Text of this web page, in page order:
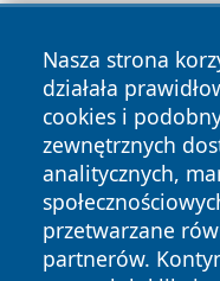
Nasza strona
działała
cookies i
zewnętrznych
analitycznych,
przetwarzane
partnerów.
Copyright © 2026
zastrzeżone.
News Autorzy